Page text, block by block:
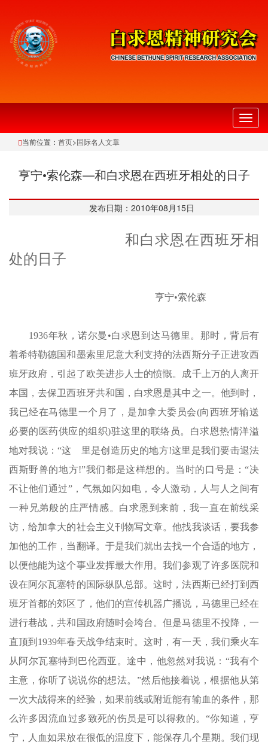
切
换
当前位置： 首页>国际名人文章
亨宁•索伦森—和白求恩在西班牙相处的日子
发布日期：2010年08月15日
和白求恩在西班牙相
处的日子
亨宁•索伦森
1936年秋，诺尔曼•白求恩到达马德里。那时，背后有
着希特勒德国和墨索里尼意大利支持的法西斯分子正进攻西
班牙政府，引起了欧美进步人士的愤慨。成千上万的人离开
本国，去保卫西班牙共和国，白求恩是其中之一。他到时，
我已经在马德里一个月了，是加拿大委员会(向西班牙输送
必要的医药供应的组织)驻这里的联络员。白求恩热情洋溢
地对我说：“这
里是创造历史的地方!这里是我们要击退法
西斯野兽的地方!”我们都是这样想的。当时的口号是：“决
不让他们通过”，气氛如闪如电，令人激动，人与人之间有
一种兄弟般的庄严情感。白求恩到来前，我一直在前线采
访，给加拿大的社会主义刊物写文章。他找我谈话，要我参
加他的工作，当翻译。于是我们就出去找一个合适的地方，
以便他能为这个事业发挥最大作用。我们参观了许多医院和
设在阿尔瓦塞特的国际纵队总部。这时，法西斯已经打到西
班牙首都的郊区了，他们的宣传机器广播说，马德里已经在
进行巷战，共和国政府随时会垮台。但是马德里不投降，一
直顶到1939年春天战争结束时。这时，有一天，我们乘火车
从阿尔瓦塞特到巴伦西亚。途中，他忽然对我说：“我有个
主意，你听了说说你的想法。”然后他接着说，根据他从第
一次大战得来的经验，如果前线或附近能有输血的条件，那
么许多因流血过多致死的伤员是可以得救的。“你知道，亨
宁，人血如果放在很低的温度下，能保存几个星期。我们现